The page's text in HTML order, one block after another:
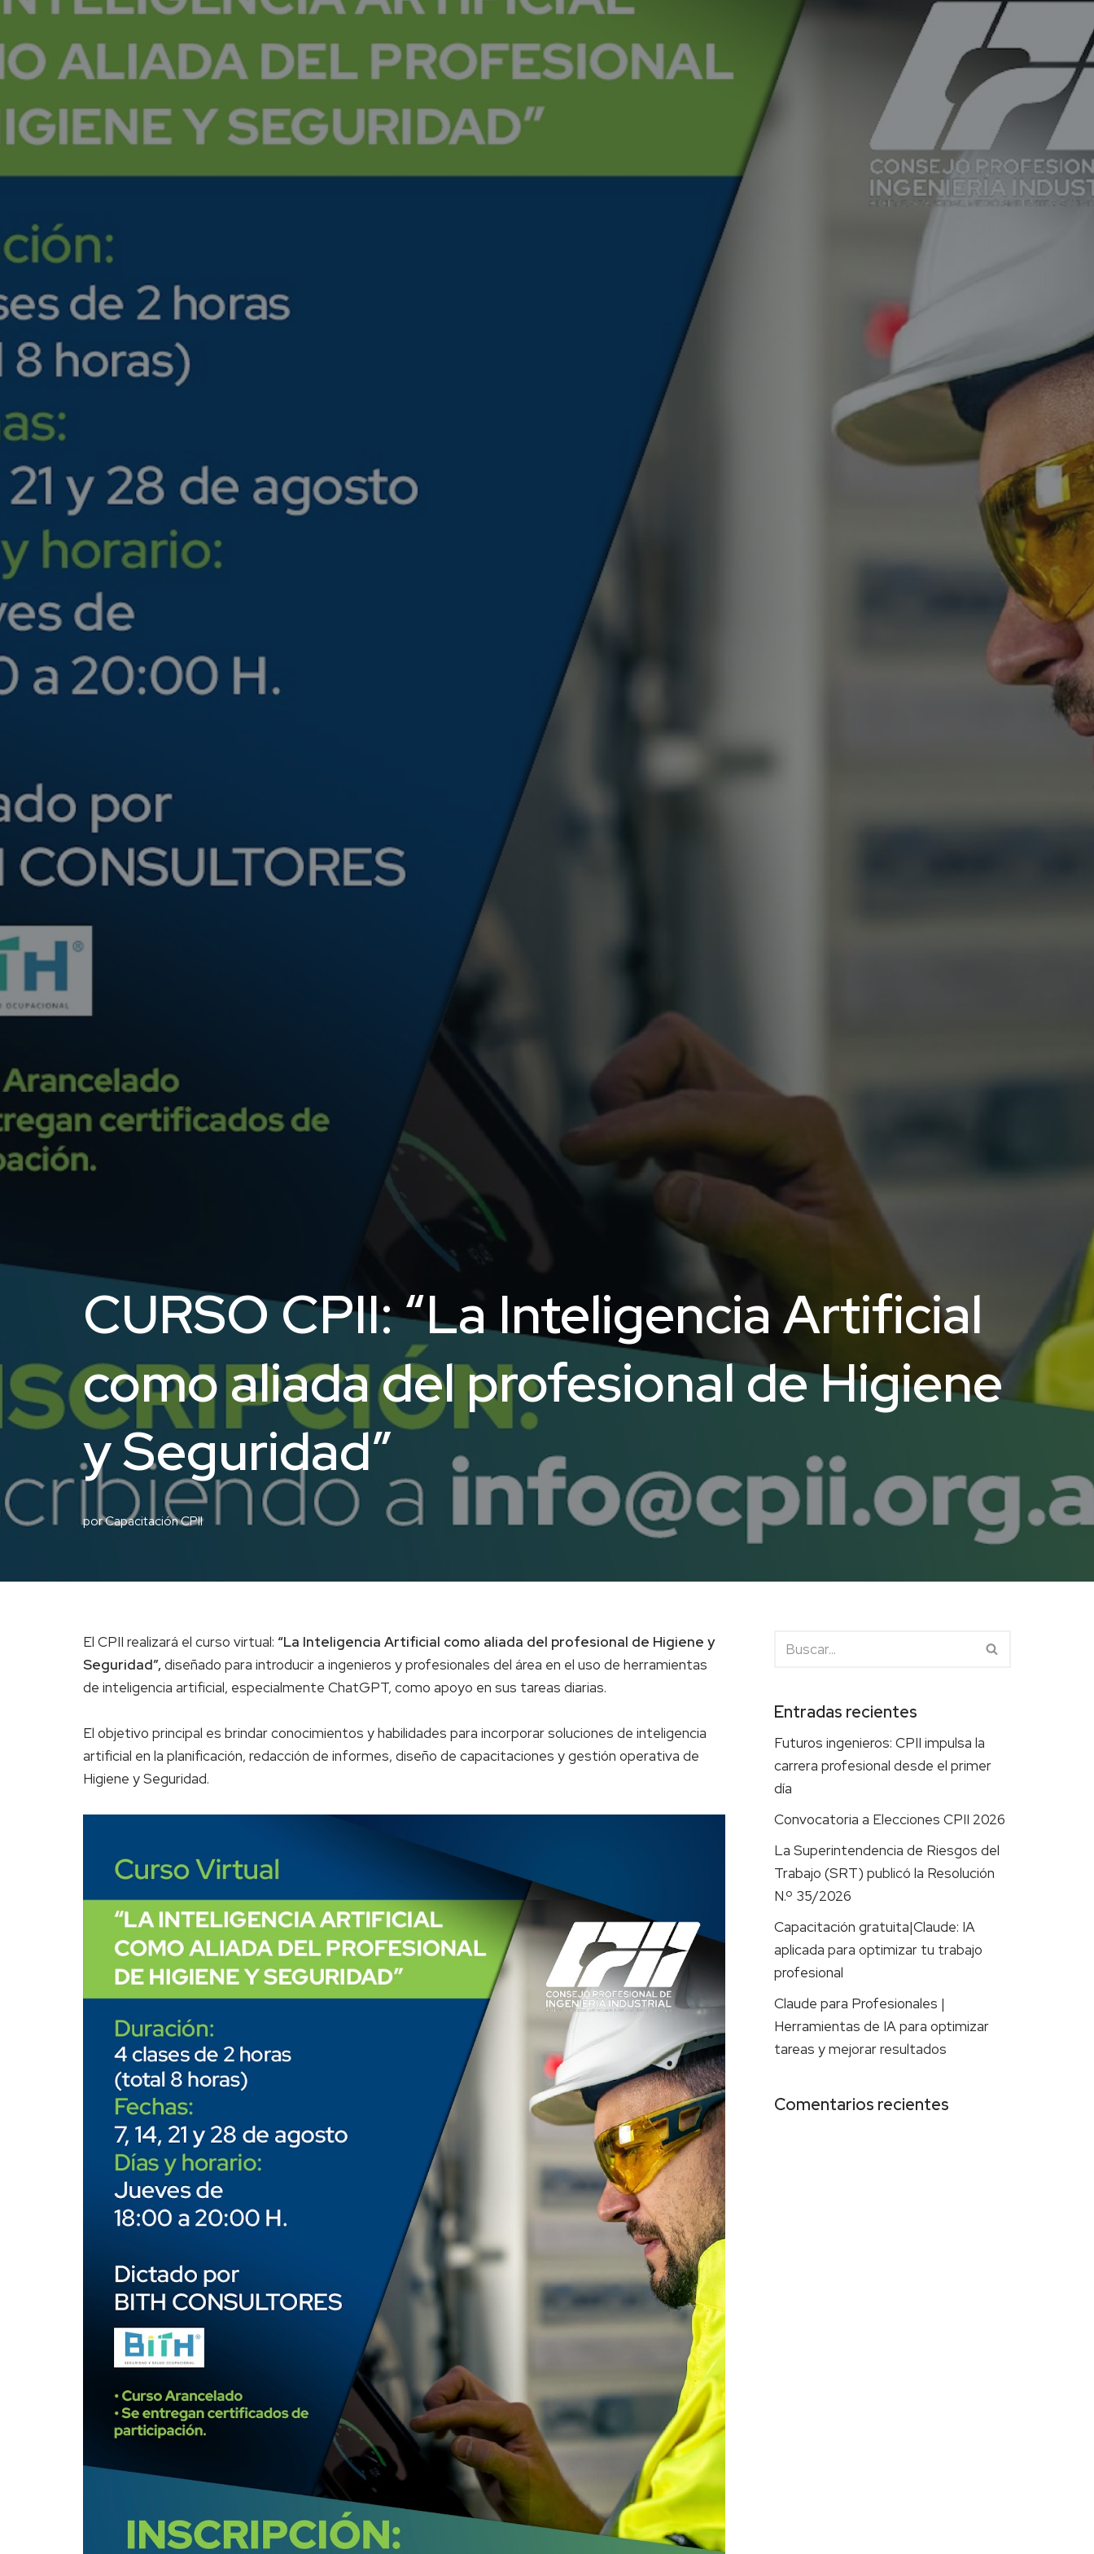
CURSO CPII: “La Inteligencia Artificial
como aliada del profesional de Higiene
y Seguridad”
porCapacitación CPII
El CPII realizará el curso virtual: “La Inteligencia Artificial como aliada del profesional de Higiene y
Seguridad”,diseñado para introducir a ingenieros y profesionales del área en el uso de herramientas
de inteligencia artificial, especialmente ChatGPT, como apoyo en sus tareas diarias.
El objetivo principal es brindar conocimientos y habilidades para incorporar soluciones de inteligencia
artificial en la planificación, redacción de informes, diseño de capacitaciones y gestión operativa de
Higiene y Seguridad.
Entradas recientes
Futuros ingenieros: CPII impulsa la
carrera profesional desde el primer
día
Convocatoria a Elecciones CPII 2026
La Superintendencia de Riesgos del
Trabajo (SRT) publicó la Resolución
N.º 35/2026
Capacitación gratuita|Claude: IA
aplicada para optimizar tu trabajo
profesional
Claude para Profesionales |
Herramientas de IA para optimizar
tareas y mejorar resultados
Comentarios recientes